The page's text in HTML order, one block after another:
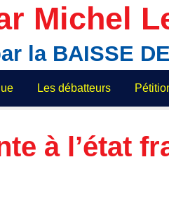
Michel
la BAISSE
Les débatteurs
à l’état